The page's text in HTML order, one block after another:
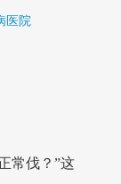
医院
常伐？”这